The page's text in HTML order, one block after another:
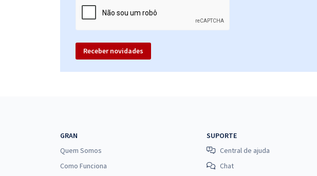
Receber novidades
GRAN
Quem Somos
Como Funciona
SUPORTE
Central de ajuda
Chat